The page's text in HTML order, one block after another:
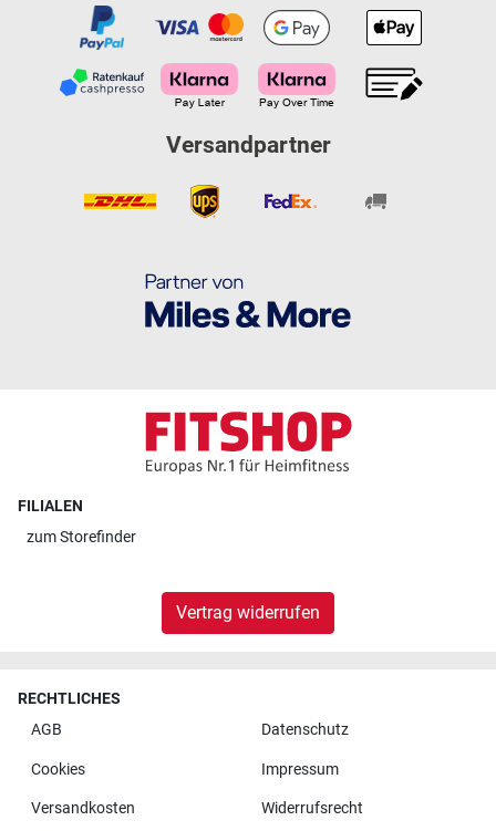
Versandpartner
FILIALEN
zumStorefinder
Vertrag widerrufen
RECHTLICHES
AGB
Datenschutz
Cookies Impressum
Versandkosten Widerrufsrecht